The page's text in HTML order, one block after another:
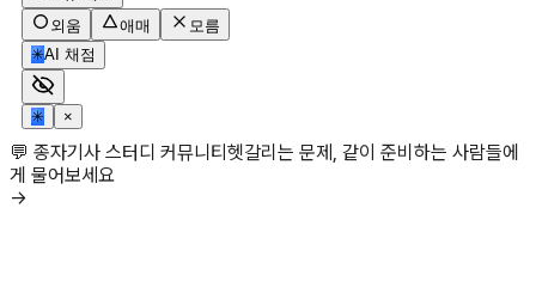
외움
애매
모름
✳AI 채점
✳ ×
💬 종자기사 스터디 커뮤니티헷갈리는 문제, 같이 준비하는 사람들에
게 물어보세요
→